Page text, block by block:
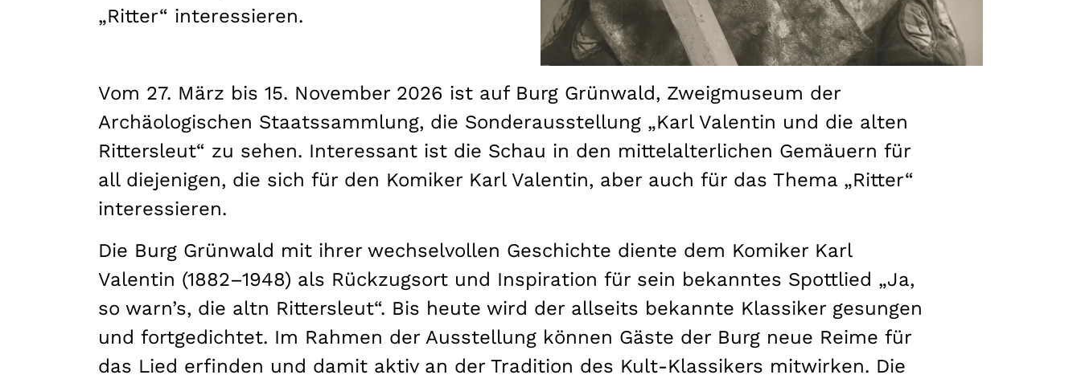
„Ritter“ interessieren.
Vom 27. März bis 15. November 2026 ist auf Burg Grünwald, Zweigmuseum der
Archäologischen Staatssammlung, die Sonderausstellung „Karl Valentin und die alten
Rittersleut“ zu sehen. Interessant ist die Schau in den mittelalterlichen Gemäuern für
all diejenigen, die sich für den Komiker Karl Valentin, aber auch für das Thema „Ritter“
interessieren.
Die Burg Grünwald mit ihrer wechselvollen Geschichte diente dem Komiker Karl
Valentin (1882–1948) als Rückzugsort und Inspiration für sein bekanntes Spottlied „Ja,
so warn’s, die altn Rittersleut“. Bis heute wird der allseits bekannte Klassiker gesungen
und fortgedichtet. Im Rahmen der Ausstellung können Gäste der Burg neue Reime für
das Lied erfinden und damit aktiv an der Tradition des Kult-Klassikers mitwirken. Die